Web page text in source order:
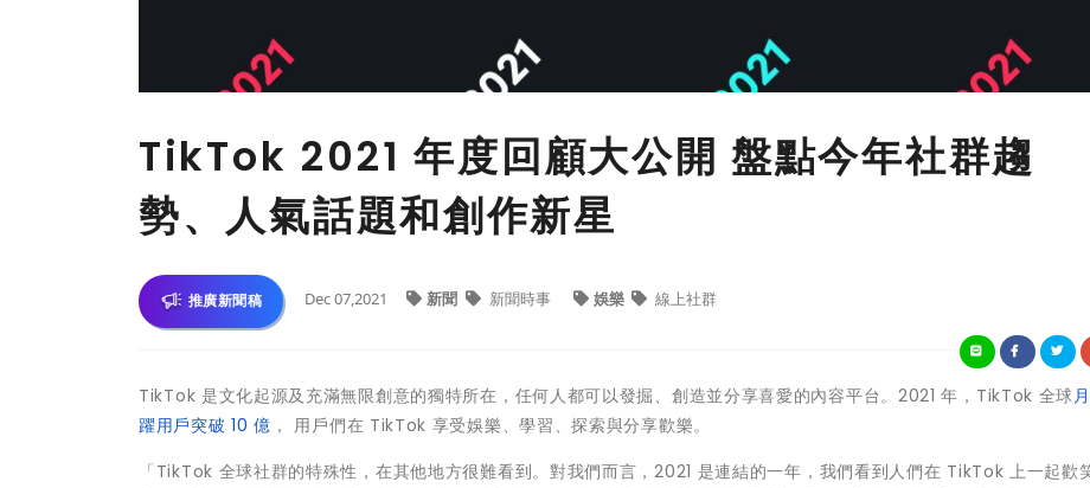
TikTok 2021 年度回顧大公開 盤點今年社群趨
勢、人氣話題和創作新星
推廣新聞稿 Dec 07,2021 新聞 新聞時事 娛樂 線上社群
TikTok 是文化起源及充滿無限創意的獨特所在，任何人都可以發掘、創造並分享喜愛的內容平台。2021 年，TikTok 全球
躍用戶突破 10 億 ， 用戶們在 TikTok 享受娛樂、學習、探索與分享歡樂。
「TikTok 全球社群的特殊性，在其他地方很難看到。對我們而言，2021 是連結的一年，我們看到人們在 TikTok 上一起歡笑